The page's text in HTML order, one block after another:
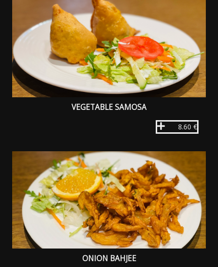
VEGETABLE SAMOSA
8.60 €
ONION BAHJEE